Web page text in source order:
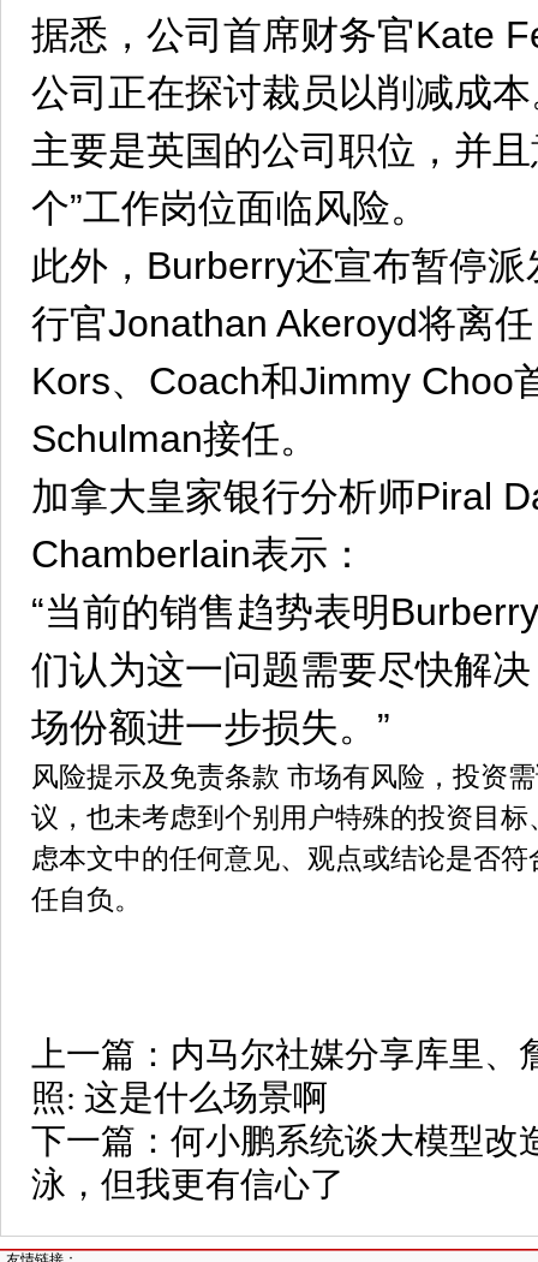
据悉，公司首席财务官Kate
公司正在探讨裁员以削减成
主要是英国的公司职位，并
个”工作岗位面临风险。
此外，Burberry还宣布暂停
行官Jonathan Akeroyd将离
Kors、Coach和Jimmy Choo
Schulman接任。
加拿大皇家银行分析师Piral
Chamberlain表示：
“当前的销售趋势表明
们认为这一问题需要尽快解
场份额进一步损失。”
风险提示及免责条款 市场有风险，投资
议，也未考虑到个别用户特殊的投资目
虑本文中的任何意见、观点或结论是否
任自负。
上一篇： 内马尔社媒分享库里、
照: 这是什么场景啊
下一篇： 何小鹏系统谈大模型改
泳，但我更有信心了